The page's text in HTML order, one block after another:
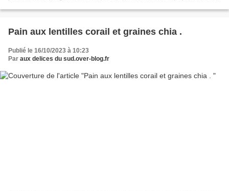
Pain aux lentilles corail et graines chia .
Publié le 16/10/2023 à 10:23
Par aux delices du sud.over-blog.fr